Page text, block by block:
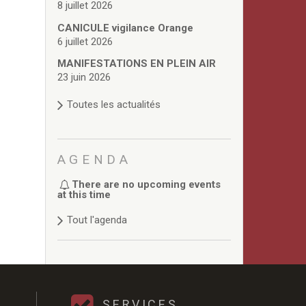
8 juillet 2026
CANICULE vigilance Orange
6 juillet 2026
MANIFESTATIONS EN PLEIN AIR
23 juin 2026
Toutes les actualités
AGENDA
There are no upcoming events
at this time
Tout l'agenda